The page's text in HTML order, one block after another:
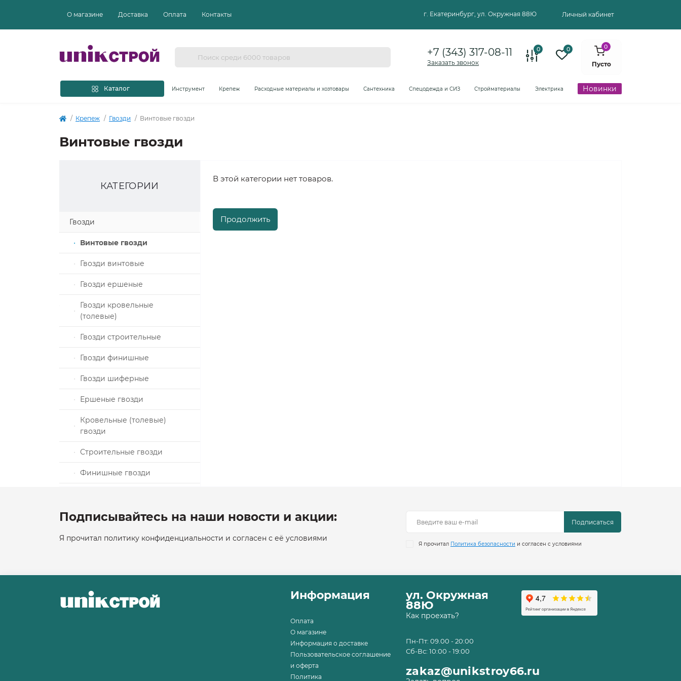
О магазине Доставка Оплата Контакты г. Екатеринбург, ул. Окружная 88Ю Личный кабинет
+7 (343) 317-08-11
Заказать звонок
0 0 0
Пусто
Каталог Инструмент Крепеж Расходные материалы и хозтовары Сантехника Спецодежда и СИЗ Стройматериалы Электрика Новинки
Крепеж Гвозди Винтовые гвозди
Винтовые гвозди
КАТЕГОРИИ
Гвозди
Винтовые гвозди
Гвозди винтовые
Гвозди ершеные
Гвозди кровельные
(толевые)
Гвозди строительные
Гвозди финишные
Гвозди шиферные
Ершеные гвозди
Кровельные (толевые)
гвозди
Строительные гвозди
Финишные гвозди
В этой категории нет товаров.
Продолжить
Подписывайтесь на наши новости и акции:
Я прочитал политику конфиденциальности и согласен с её условиями
Подписаться
Я прочитал Политика безопасности и согласен с условиями
Информация
Оплата
О магазине
Информация о доставке
Пользовательское соглашение
и оферта
Политика
ул. Окружная
88Ю
Как проехать?
Пн-Пт: 09.00 - 20:00
Сб-Вс: 10:00 - 19:00
zakaz@unikstroy66.ru